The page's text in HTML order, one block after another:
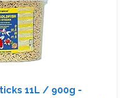
11L / 900g -